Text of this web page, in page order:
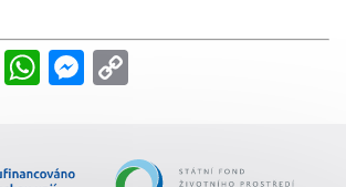
EmailWhatsApp
Messenger